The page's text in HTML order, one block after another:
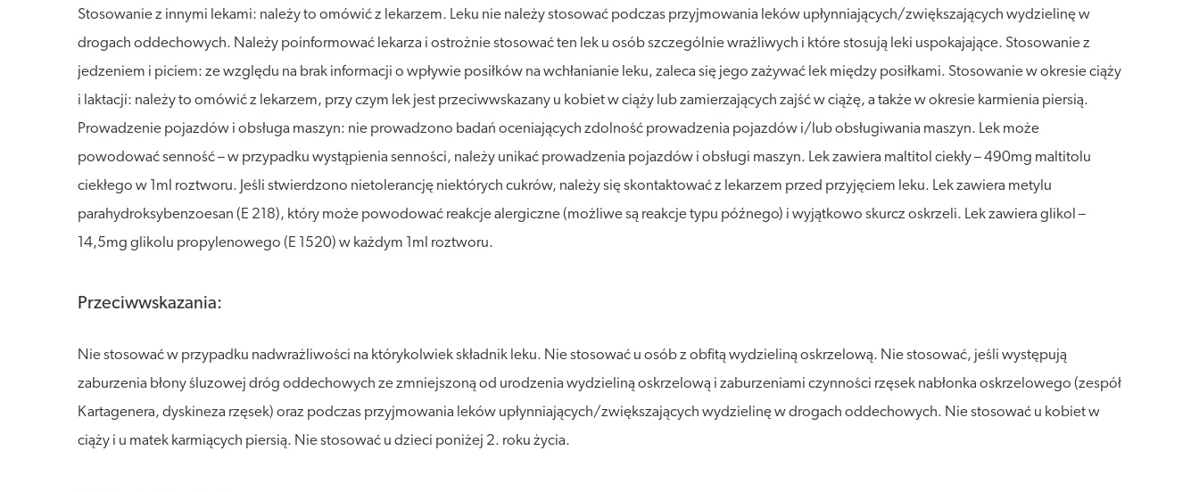
Stosowanie z innymi lekami: należy to omówić z lekarzem. Leku nie należy stosować podczas przyjmowania leków upłynniających/zwiększających wydzielinę w
drogach oddechowych. Należy poinformować lekarza i ostrożnie stosować ten lek u osób szczególnie wrażliwych i które stosują leki uspokajające. Stosowanie z
jedzeniem i piciem: ze względu na brak informacji o wpływie posiłków na wchłanianie leku, zaleca się jego zażywać lek między posiłkami. Stosowanie w okresie ciąży
i laktacji: należy to omówić z lekarzem, przy czym lek jest przeciwwskazany u kobiet w ciąży lub zamierzających zajść w ciążę, a także w okresie karmienia piersią.
Prowadzenie pojazdów i obsługa maszyn: nie prowadzono badań oceniających zdolność prowadzenia pojazdów i/lub obsługiwania maszyn. Lek może
powodować senność – w przypadku wystąpienia senności, należy unikać prowadzenia pojazdów i obsługi maszyn. Lek zawiera maltitol ciekły – 490mg maltitolu
ciekłego w 1ml roztworu. Jeśli stwierdzono nietolerancję niektórych cukrów, należy się skontaktować z lekarzem przed przyjęciem leku. Lek zawiera metylu
parahydroksybenzoesan (E 218), który może powodować reakcje alergiczne (możliwe są reakcje typu późnego) i wyjątkowo skurcz oskrzeli. Lek zawiera glikol –
14,5mg glikolu propylenowego (E 1520) w każdym 1ml roztworu.
Przeciwwskazania:
Nie stosować w przypadku nadwrażliwości na którykolwiek składnik leku. Nie stosować u osób z obfitą wydzieliną oskrzelową. Nie stosować, jeśli występują
zaburzenia błony śluzowej dróg oddechowych ze zmniejszoną od urodzenia wydzieliną oskrzelową i zaburzeniami czynności rzęsek nabłonka oskrzelowego (zespół
Kartagenera, dyskineza rzęsek) oraz podczas przyjmowania leków upłynniających/zwiększających wydzielinę w drogach oddechowych. Nie stosować u kobiet w
ciąży i u matek karmiących piersią. Nie stosować u dzieci poniżej 2. roku życia.